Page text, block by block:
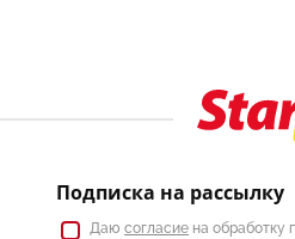
Подписка на рассылку
Даю согласие на обработку